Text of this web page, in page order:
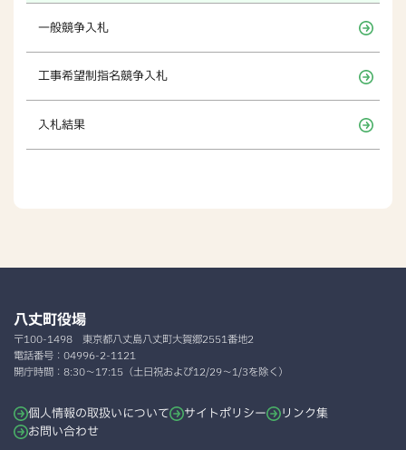
一般競争入札
工事希望制指名競争入札
入札結果
八丈町役場
〒100-1498 東京都八丈島八丈町大賀郷2551番地2
電話番号： 04996-2-1121
開庁時間： 8:30～17:15（土日祝および12/29～1/3を除く）
個人情報の取扱いについて サイトポリシー
リンク集
お問い合わせ